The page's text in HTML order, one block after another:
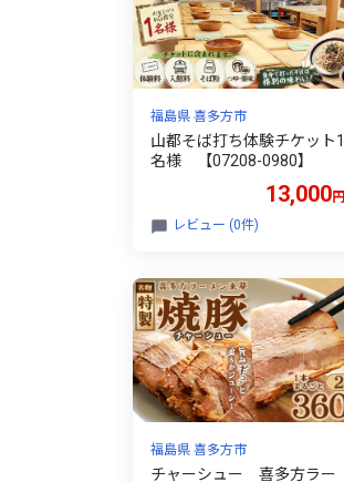
福島県 喜多方市
山都そば打ち体験チケット1
名様 【07208-0980】
13,000円
レビュー (0件)
福島県 喜多方市
チャーシュー 喜多方ラー